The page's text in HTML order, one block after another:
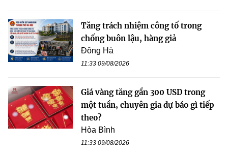
Tăng trách nhiệm công tố trong
chống buôn lậu, hàng giả
Đông Hà
11:33 09/08/2026
Giá vàng tăng gần 300 USD trong
một tuần, chuyên gia dự báo gì tiếp
theo?
Hòa Bình
11:33 09/08/2026